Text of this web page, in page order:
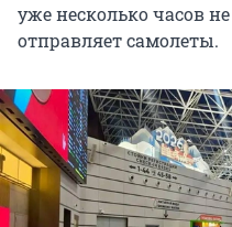
уже несколько часов
отправляет самолеты.